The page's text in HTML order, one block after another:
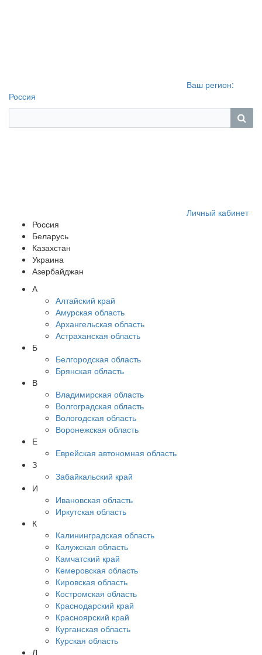
Ваш регион:
Россия
Личный кабинет
Россия
Беларусь
Казахстан
Украина
Азербайджан
А
Алтайский край
Амурская область
Архангельская область
Астраханская область
Б
Белгородская область
Брянская область
В
Владимирская область
Волгоградская область
Вологодская область
Воронежская область
Е
Еврейская автономная область
З
Забайкальский край
И
Ивановская область
Иркутская область
К
Калининградская область
Калужская область
Камчатский край
Кемеровская область
Кировская область
Костромская область
Краснодарский край
Красноярский край
Курганская область
Курская область
Л